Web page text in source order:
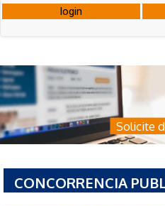
Solicite
CONCORRENCIA